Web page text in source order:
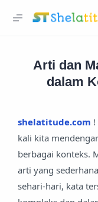
Arti dan
dalam
shelatitude.com
kali kita
berbagai konteks.
arti yang
sehari-hari, kata